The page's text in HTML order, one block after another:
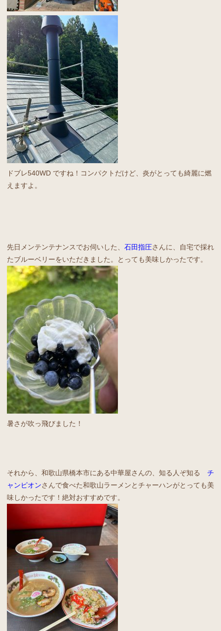
ドブレ540WD ですね！コンパクトだけど、炎がとっても綺麗に燃
えますよ。
先日メンテンテナンスでお伺いした、 石田指圧さんに、自宅で採れ
たブルーベリーをいただきました。とっても美味しかったです。
暑さが吹っ飛びました！
それから、和歌山県橋本市にある中華屋さんの、知る人ぞ知る チ
ャンピオンさんで食べた和歌山ラーメンとチャーハンがとっても美
味しかったです！絶対おすすめです。